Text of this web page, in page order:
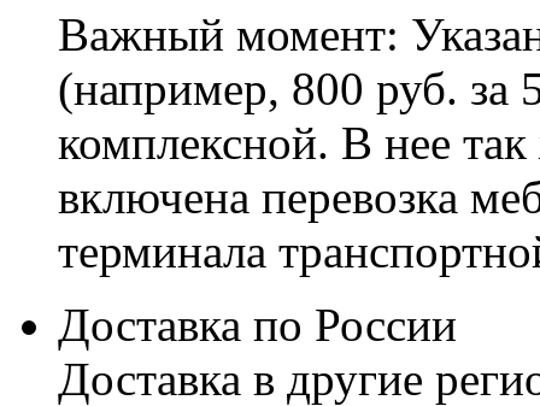
Важный момент:
(например, 800 руб. за
комплексной. В нее
включена перевозка
терминала
Доставка по России
Доставка в другие